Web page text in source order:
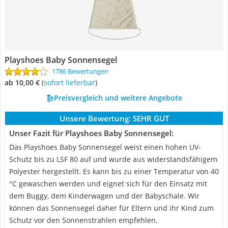
Playshoes Baby Sonnensegel
1786 Bewertungen
ab 10,00 € ( Sofort lieferbar)
Preisvergleich und weitere Angebote
Unsere Bewertung: SEHR GUT
Unser Fazit für Playshoes Baby Sonnensegel:
Das Playshoes Baby Sonnensegel weist einen hohen UV-
Schutz bis zu LSF 80 auf und wurde aus widerstandsfähigem
Polyester hergestellt. Es kann bis zu einer Temperatur von 40
°C gewaschen werden und eignet sich für den Einsatz mit
dem Buggy, dem Kinderwagen und der Babyschale. Wir
können das Sonnensegel daher für Eltern und ihr Kind zum
Schutz vor den Sonnenstrahlen empfehlen.